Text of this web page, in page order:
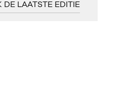
DE LAATSTE EDITIE